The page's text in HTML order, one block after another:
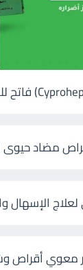
الإسهال